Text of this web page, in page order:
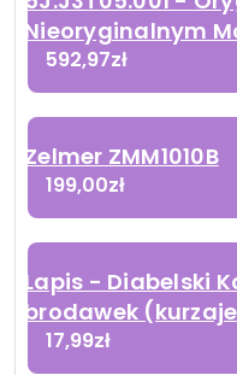
Nieoryginalnym
592,97zł
Zelmer ZMM1010B
199,00zł
Lapis - Diabelski
brodawek
17,99zł